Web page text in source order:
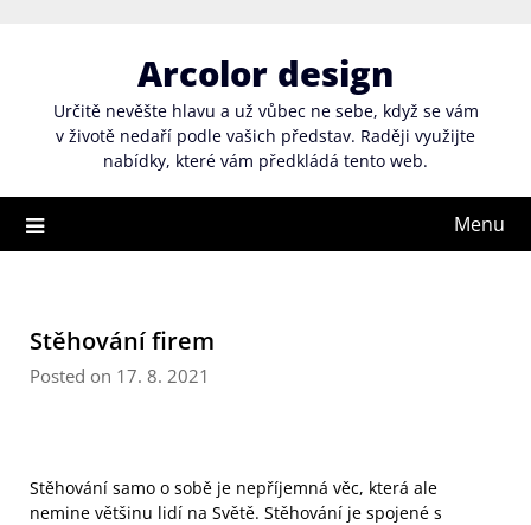
Arcolor design
Určitě nevěšte hlavu a už vůbec ne sebe, když se vám
v životě nedaří podle vašich představ. Raději využijte
nabídky, které vám předkládá tento web.
Menu
Stěhování firem
Posted on 17. 8. 2021
Stěhování samo o sobě je nepříjemná věc, která ale
nemine většinu lidí na Světě. Stěhování je spojené s